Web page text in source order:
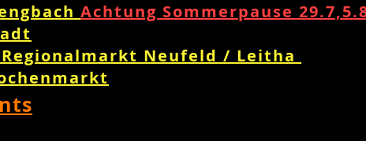
Achtung Sommerpause
Neufeld / Leitha